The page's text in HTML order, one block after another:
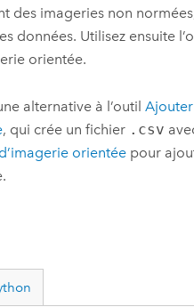
des imageries non
données. Utilisez ensuite
orientée.
alternative à l’outil
, qui crée un fichier .csv
orientéepour